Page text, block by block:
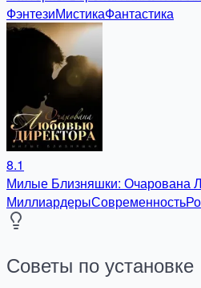
ФэнтезиМистикаФантастика
8.1
Милые Близняшки: Очарована
МиллиардерыСовременность
Советы по установке